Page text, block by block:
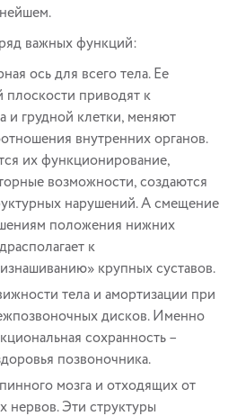
важных функций:
ось для всего тела. Ее
приводят к
и грудной клетки, меняют
внутренних органов.
их функционирование,
возможности, создаются
нарушений. А смещение
положения нижних
к
крупных суставов.
тела и амортизации при
дисков. Именно
сохранность –
позвоночника.
мозга и отходящих от
нервов. Эти структуры